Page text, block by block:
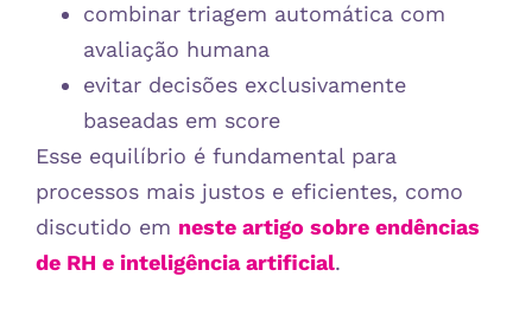
combinar triagem automática com
avaliação humana
evitar decisões exclusivamente
baseadas em score
Esse equilíbrio é fundamental para
processos mais justos e eficientes, como
discutido em neste artigo sobre endências
de RH e inteligência artificial.